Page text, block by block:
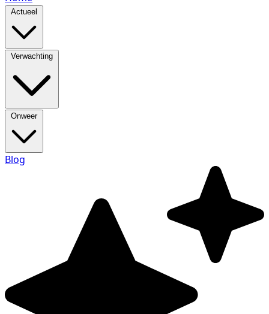
Actueel
Verwachting
Onweer
Blog